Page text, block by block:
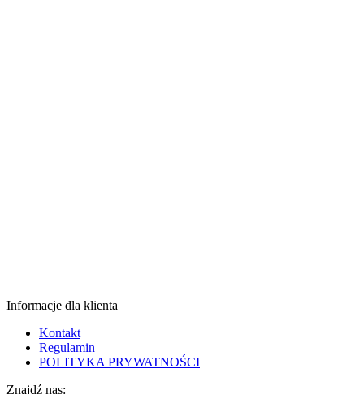
Informacje dla klienta
Kontakt
Regulamin
POLITYKA PRYWATNOŚCI
Znajdź nas: